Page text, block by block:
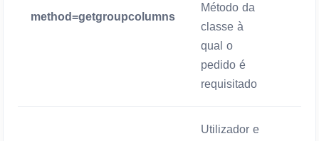
method=getgroupcolumns
Método da
classe à
qual o
pedido é
requisitado
Utilizador e